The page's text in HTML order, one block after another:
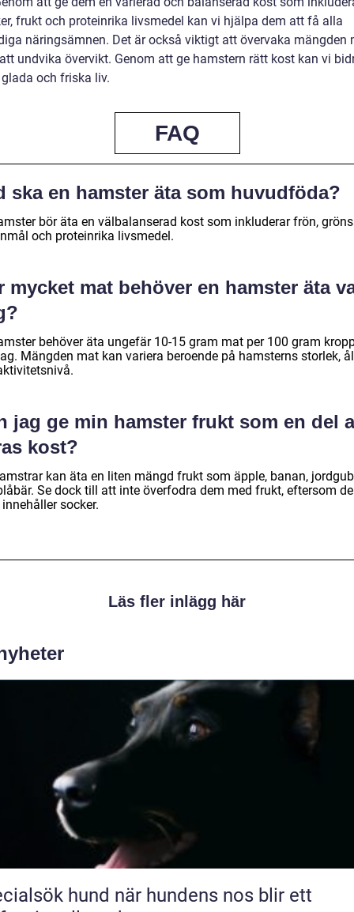
frukt och proteinrika livsmedel kan vi hjälpa dem att få alla
näringsämnen. Det är också viktigt att övervaka mängden
undvika övervikt. Genom att ge hamstern rätt kost kan vi
och friska liv.
FAQ
ska en hamster äta som huvudföda?
bör äta en välbalanserad kost som inkluderar frön,
och proteinrika livsmedel.
mycket mat behöver en hamster äta
behöver äta ungefär 10-15 gram mat per 100 gram
Mängden mat kan variera beroende på hamsterns storlek,
jag ge min hamster frukt som en del
kost?
kan äta en liten mängd frukt som äpple, banan,
Se dock till att inte överfodra dem med frukt, eftersom de
socker.
Läs fler inlägg här
hund när hundens nos blir ett